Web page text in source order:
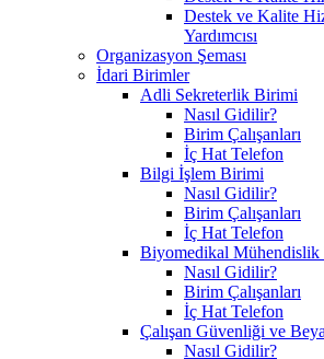
Destek ve Kalite
Yardımcısı
Organizasyon Şeması
İdari Birimler
Adli Sekreterlik Birimi
Nasıl Gidilir?
Birim Çalışanları
İç Hat Telefon
Bilgi İşlem Birimi
Nasıl Gidilir?
Birim Çalışanları
İç Hat Telefon
Biyomedikal
Nasıl Gidilir?
Birim Çalışanları
İç Hat Telefon
Çalışan Güvenliği ve
Nasıl Gidilir?